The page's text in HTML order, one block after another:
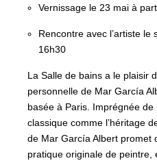
Vernissage le 23 mai à
Rencontre avec l’artiste
16h30
La Salle de bains a le plaisir
personnelle de Mar García
basée à Paris. Imprégnée
classique comme l’héritage
de Mar García Albert promet
pratique originale de peintre,